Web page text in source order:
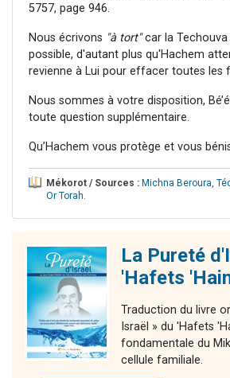
5757, page 946.
Nous écrivons "à tort"car la
possible, d'autant plus qu'Hachem
revienne à Lui pour effacer toutes les
Nous sommes à votre disposition,
toute question supplémentaire.
Qu’Hachem vous protège et vous
Mékorot / Sources : Michna Beroura,
Or Torah.
La Pureté
'Hafets
Traduction du livre
Israël » du 'Hafets
fondamentale du
cellule familiale.